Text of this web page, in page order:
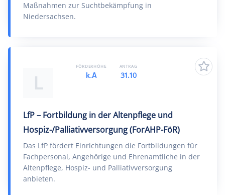
Maßnahmen zur Suchtbekämpfung in
Niedersachsen.
L
LfP – Fortbildung in der Altenpflege und
Hospiz-/Palliativversorgung (ForAHP-FöR)
Das LfP fördert Einrichtungen die Fortbildungen für
Fachpersonal, Angehörige und Ehrenamtliche in der
Altenpflege, Hospiz- und Palliativversorgung
anbieten.
FÖRDERHÖHE
k.A
ANTRAG
31.10